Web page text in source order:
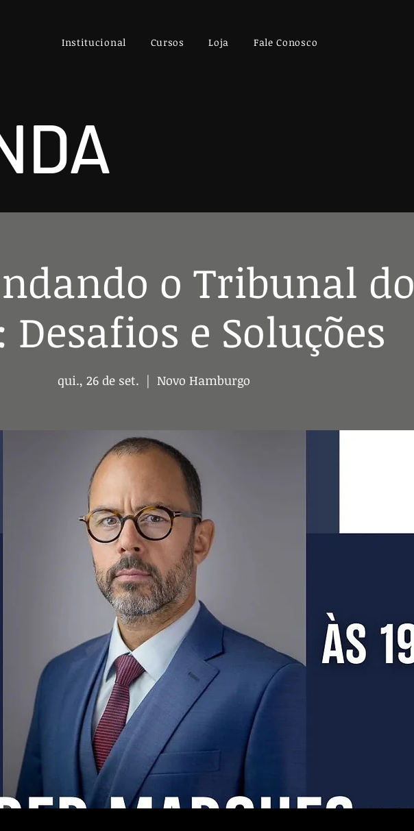
Institucional Cursos Loja Fale Conosco
o Tribunal do
e Soluções
qui., 26 de set.
  |
Novo Hamburgo